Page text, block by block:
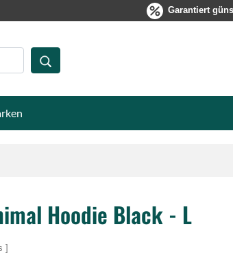
Garantiert
Hoodie Black - L